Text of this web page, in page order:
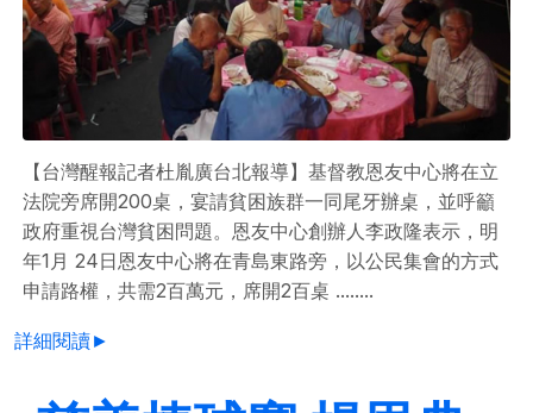
【台灣醒報記者杜胤廣台北報導】基督教恩友中心將在立
法院旁席開200桌，宴請貧困族群一同尾牙辦桌，並呼籲
政府重視台灣貧困問題。恩友中心創辦人李政隆表示，明
年1月 24日恩友中心將在青島東路旁，以公民集會的方式
申請路權，共需2百萬元，席開2百桌 ........
詳細閱讀►